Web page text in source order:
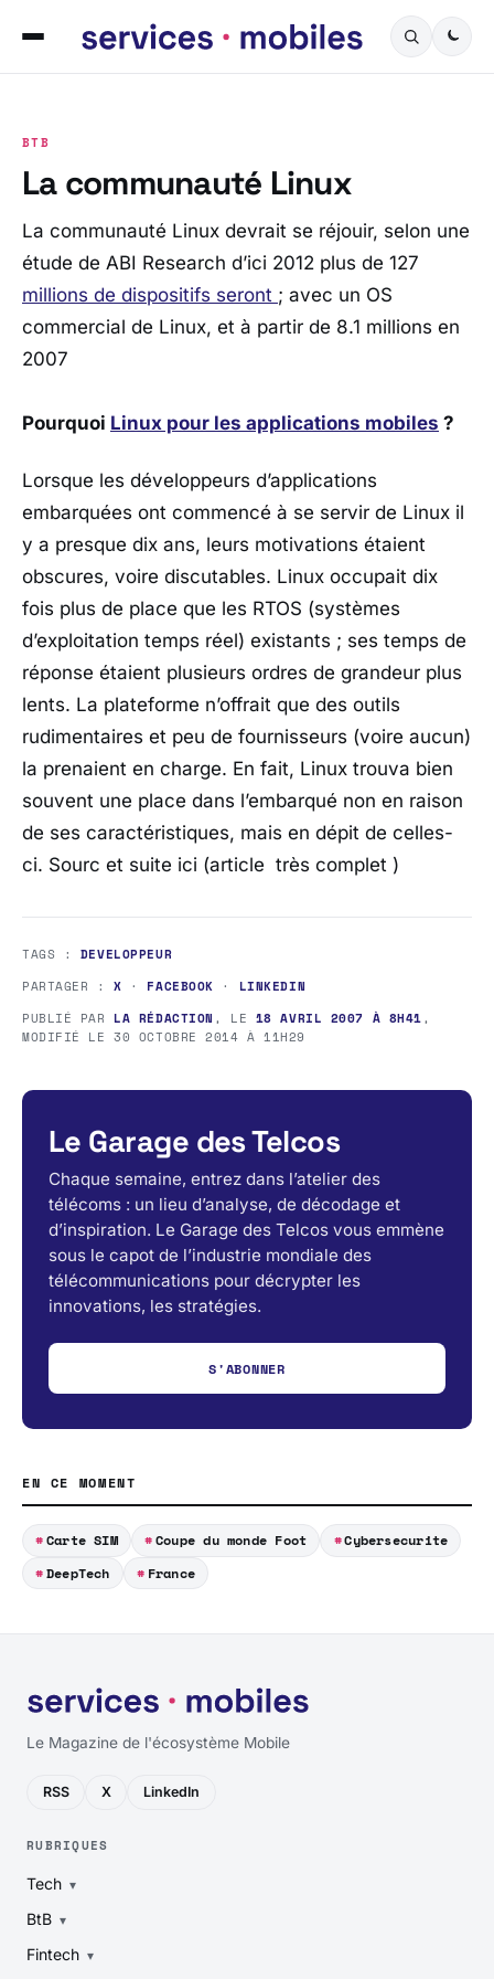
BTB
La communauté Linux
La communauté Linux devrait se réjouir, selon une
étude de ABI Research d’ici 2012 plus de 127
millions de dispositifs seront ; avec un OS
commercial de Linux, et à partir de 8.1 millions en
2007
Pourquoi Linux pour les applications mobiles ?
Lorsque les développeurs d’applications
embarquées ont commencé à se servir de Linux il
y a presque dix ans, leurs motivations étaient
obscures, voire discutables. Linux occupait dix
fois plus de place que les RTOS (systèmes
d’exploitation temps réel) existants ; ses temps de
réponse étaient plusieurs ordres de grandeur plus
lents. La plateforme n’offrait que des outils
rudimentaires et peu de fournisseurs (voire aucun)
la prenaient en charge. En fait, Linux trouva bien
souvent une place dans l’embarqué non en raison
de ses caractéristiques, mais en dépit de celles-
ci. Sourc et suite ici (article très complet )
TAGS : DEVELOPPEUR
PARTAGER :X · FACEBOOK · LINKEDIN
PUBLIÉ PAR LA RÉDACTION , LE 18 AVRIL 2007 À 8H41,
MODIFIÉ LE30 OCTOBRE 2014 À 11H29
Le Garage des Telcos
Chaque semaine, entrez dans l’atelier des
télécoms : un lieu d’analyse, de décodage et
d’inspiration. Le Garage des Telcos vous emmène
sous le capot de l’industrie mondiale des
télécommunications pour décrypter les
innovations, les stratégies.
S'ABONNER
EN CE MOMENT
Carte SIM Coupe du monde Foot
Cybersecurite
DeepTech
France
Le Magazine de l'écosystème Mobile
RSS X LinkedIn
RUBRIQUES
Tech
BtB
Fintech